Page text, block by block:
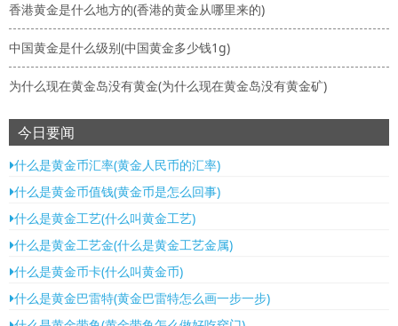
香港黄金是什么地方的(香港的黄金从哪里来的)
中国黄金是什么级别(中国黄金多少钱1g)
为什么现在黄金岛没有黄金(为什么现在黄金岛没有黄金矿)
今日要闻
什么是黄金币汇率(黄金人民币的汇率)
什么是黄金币值钱(黄金币是怎么回事)
什么是黄金工艺(什么叫黄金工艺)
什么是黄金工艺金(什么是黄金工艺金属)
什么是黄金币卡(什么叫黄金币)
什么是黄金巴雷特(黄金巴雷特怎么画一步一步)